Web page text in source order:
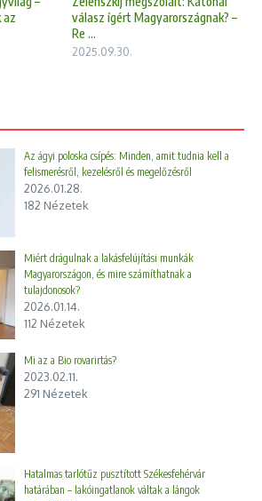
az
válasz ígért Magyarországnak? –
Re ...
2025.09.30.
Az ágyi poloska csípés: Minden, amit tudnia kell a
felismerésről, kezelésről és megelőzésről
2026.01.28.
182 Nézetek
Miért drágulnak a lakásfelújítási munkák
Magyarországon, és mire számíthatnak a
tulajdonosok?
2026.01.14.
112 Nézetek
Mi az a Bio rovarirtás?
2023.02.11.
291 Nézetek
Hatalmas tarlótűz pusztított Székesfehérvár
határában – lakóingatlanok váltak a lángok